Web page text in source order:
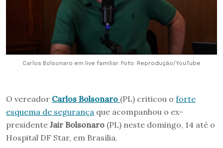
Carlos Bolsonaro em live familiar. Foto: Reprodução/YouTube
O vereador Carlos Bolsonaro (PL) criticou o forte
esquema de segurança que acompanhou o ex-
presidente Jair Bolsonaro (PL) neste domingo, 14 até o
Hospital DF Star, em Brasília.